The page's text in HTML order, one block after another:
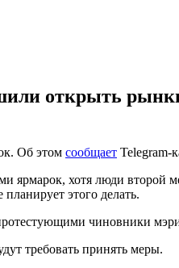
открыть
Об этом сообщает Telegram-
ярмарок, хотя люди второй
этого делать.
чиновники
требовать принять меры.